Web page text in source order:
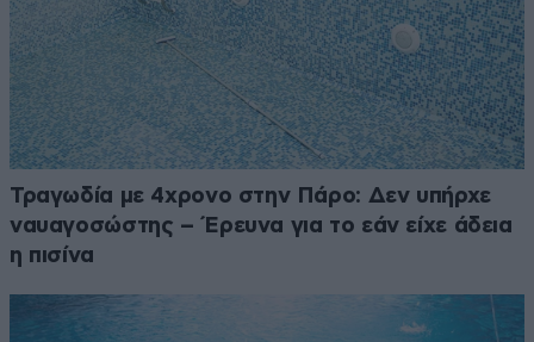
Τραγωδία με 4χρονο στην Πάρο: Δεν υπήρχε
ναυαγοσώστης – Έρευνα για το εάν είχε άδεια
η πισίνα